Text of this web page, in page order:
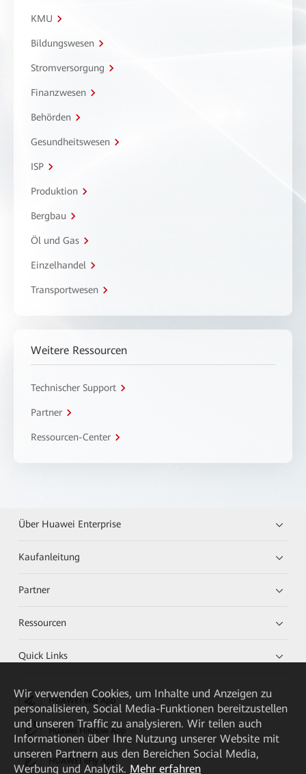
KMU
Bildungswesen
Stromversorgung
Finanzwesen
Behörden
Gesundheitswesen
ISP
Produktion
Bergbau
Öl und Gas
Einzelhandel
Transportwesen
Weitere Ressourcen
Technischer Support
Partner
Ressourcen-Center
Über Huawei Enterprise
Kaufanleitung
Partner
Ressourcen
Quick Links
HUAWEI eKit App
Huawei HiKnow App
HUAWEI eFly App
Wir verwenden Cookies, um Inhalte und Anzeigen zu
personalisieren, Social Media-Funktionen bereitzustellen
und unseren Traffic zu analysieren. Wir teilen auch
Informationen über Ihre Nutzung unserer Website mit
unseren Partnern aus den Bereichen Social Media,
Werbung und Analytik. Mehr erfahren